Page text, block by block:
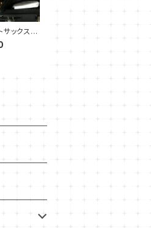
トサックス
WO2